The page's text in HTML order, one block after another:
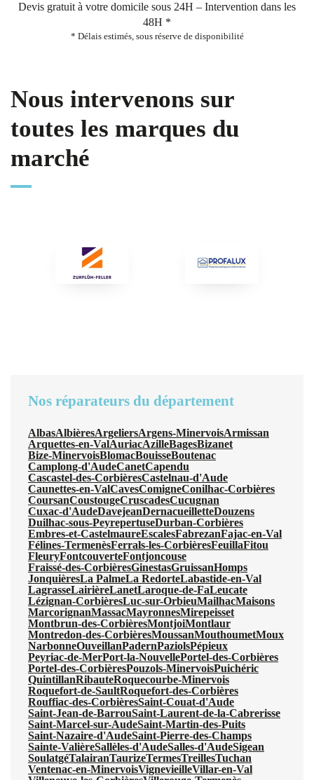
Devis gratuit à votre domicile sous 24H – Intervention dans les
48H *
* Délais estimés, sous réserve de disponibilité
Nous intervenons sur
toutes les marques du
marché
Nos réparateurs du département
AlbasAlbièresArgeliersArgens-MinervoisArmissan
Arquettes-en-ValAuriacAzilleBagesBizanet
Bize-MinervoisBlomacBouisseBoutenac
Camplong-d'AudeCanetCapendu
Cascastel-des-CorbièresCastelnau-d'Aude
Caunettes-en-ValCavesComigneConilhac-Corbières
CoursanCoustougeCruscadesCucugnan
Cuxac-d'AudeDavejeanDernacueilletteDouzens
Duilhac-sous-PeyrepertuseDurban-Corbières
Embres-et-CastelmaureEscalesFabrezanFajac-en-Val
Félines-TermenèsFerrals-les-CorbièresFeuillaFitou
FleuryFontcouverteFontjoncouse
Fraissé-des-CorbièresGinestasGruissanHomps
JonquièresLa PalmeLa RedorteLabastide-en-Val
LagrasseLairièreLanetLaroque-de-FaLeucate
Lézignan-CorbièresLuc-sur-OrbieuMailhacMaisons
MarcorignanMassacMayronnesMirepeisset
Montbrun-des-CorbièresMontjoiMontlaur
Montredon-des-CorbièresMoussanMouthoumetMoux
NarbonneOuveillanPadernPaziolsPépieux
Peyriac-de-MerPort-la-NouvellePortel-des-Corbières
Portel-des-CorbièresPouzols-MinervoisPuichéric
QuintillanRibauteRoquecourbe-Minervois
Roquefort-de-SaultRoquefort-des-Corbières
Rouffiac-des-CorbièresSaint-Couat-d'Aude
Saint-Jean-de-BarrouSaint-Laurent-de-la-Cabrerisse
Saint-Marcel-sur-AudeSaint-Martin-des-Puits
Saint-Nazaire-d'AudeSaint-Pierre-des-Champs
Sainte-ValièreSallèles-d'AudeSalles-d'AudeSigean
SoulatgéTalairanTaurizeTermesTreillesTuchan
Ventenac-en-MinervoisVignevieilleVillar-en-Val